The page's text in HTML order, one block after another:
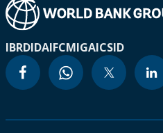
IBRDIDAIFCMIGAICSID